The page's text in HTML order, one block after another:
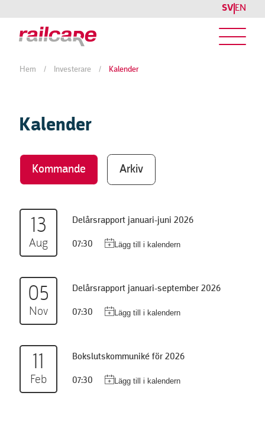
SV EN
Hem / Investerare / Kalender
Kalender
Kommande Arkiv
13
Aug
Delårsrapport januari-juni 2026
07:30
05
Nov
Delårsrapport januari-september 2026
07:30
11
Feb
Bokslutskommuniké för 2026
07:30